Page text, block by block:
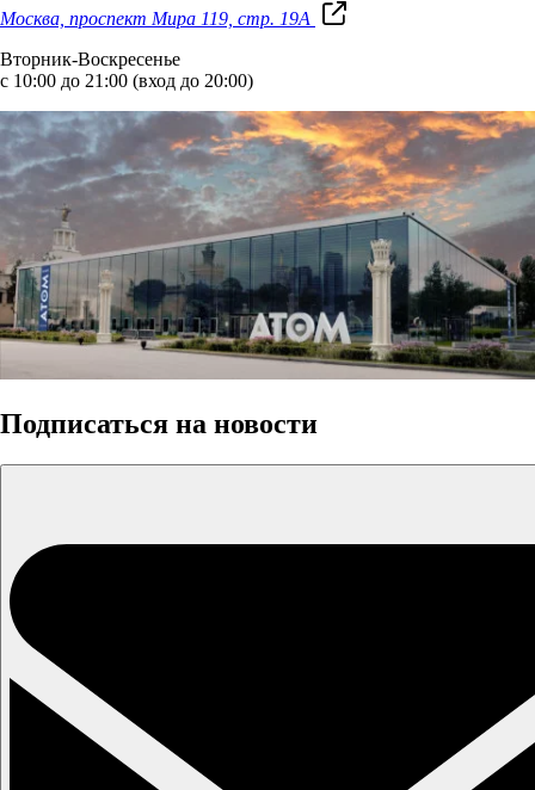
Москва, проспект Мира 119, стр. 19А
Вторник-Воскресенье
с 10:00 до 21:00 (вход до 20:00)
Подписаться на новости